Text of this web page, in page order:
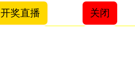
开奖直播 关闭